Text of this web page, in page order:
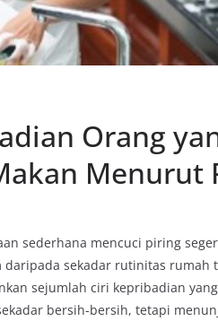
Orang
Menurut
sederhana mencuci piring
daripada sekadar rutinitas
sejumlah ciri kepribadian
bersih-bersih, tetapi